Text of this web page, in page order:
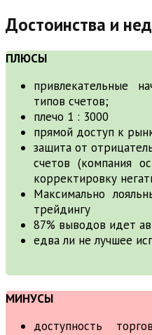
Достоинства и
ПЛЮСЫ
привлекательные
типов счетов;
плечо 1 : 3000
прямой доступ к
защита от
счетов (компания
корректировку
Максимально
трейдингу
87% выводов идет
едва ли не лучшее
МИНУСЫ
доступность